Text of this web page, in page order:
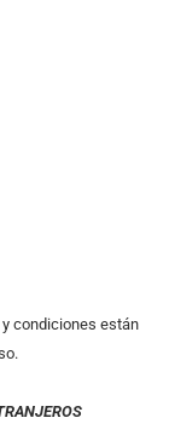
condiciones están